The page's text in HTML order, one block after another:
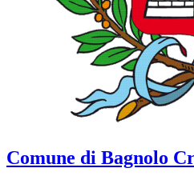
Comune di Bagnolo